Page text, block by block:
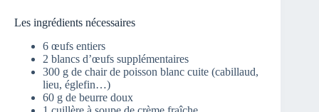
Les ingrédients nécessaires
6 œufs entiers
2 blancs d’œufs supplémentaires
300 g de chair de poisson blanc cuite (cabillaud,
lieu, églefin…)
60 g de beurre doux